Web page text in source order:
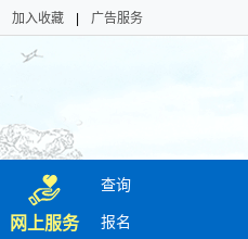
加入收藏 广告服务
网上服务
查询
报名